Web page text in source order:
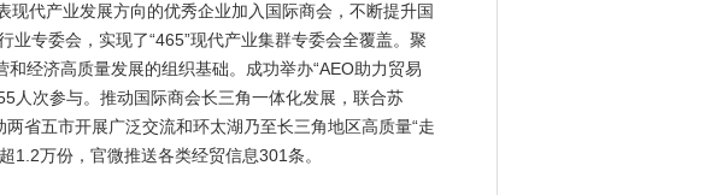
代产业发展方向的优秀企业加入国际商会，不断提升国
专委会，实现了“465”现代产业集群专委会全覆盖。聚
经济高质量发展的组织基础。成功举办“AEO助力贸易
人次参与。推动国际商会长三角一体化发展，联合苏
省五市开展广泛交流和环太湖乃至长三角地区高质量“走
1.2万份，官微推送各类经贸信息301条。